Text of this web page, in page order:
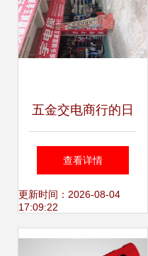
五金交电商行的日
常坚守与无限可能
查看详情
更新时间：2026-08-04
17:09:22